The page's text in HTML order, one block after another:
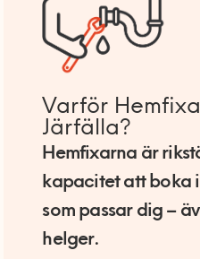
Varför
Järfälla?
Hemfixarna är
kapacitet att boka
som passar dig –
helger.